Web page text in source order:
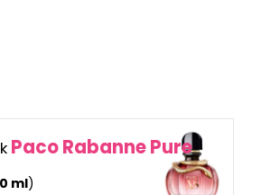
Paco Rabanne Pure
ml)